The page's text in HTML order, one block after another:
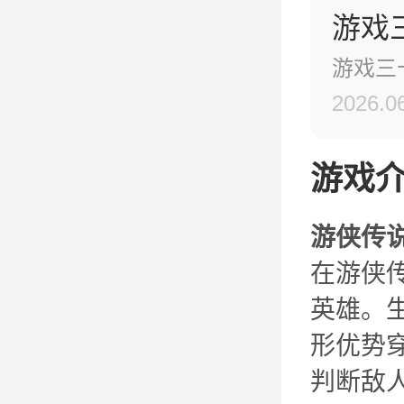
游戏
游戏三
游戏
游侠传
在游侠
英雄。
形优势
判断敌